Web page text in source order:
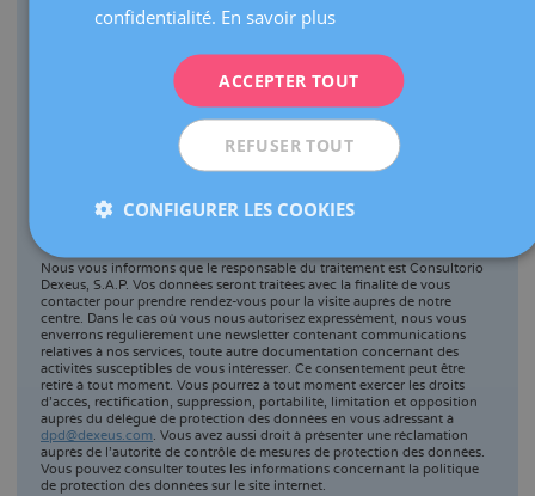
Longueur maximale pour le texte: 1000 caractères.
Je souhaite être informé des nouveautés concernant Dexeus
Mujer et recevoir la newsletter :
J'autorise le traitement de mes données personnelles et
Nous vous informons que le responsable du traitement est Consultorio
Dexeus, S.A.P. Vos données seront traitées avec la finalité de vous
contacter pour prendre rendez-vous pour la visite auprès de notre
centre. Dans le cas où vous nous autorisez expressément, nous vous
enverrons régulièrement une newsletter contenant communications
relatives à nos services, toute autre documentation concernant des
activités susceptibles de vous intéresser. Ce consentement peut être
retiré à tout moment. Vous pourrez à tout moment exercer les droits
d’accès, rectification, suppression, portabilité, limitation et opposition
auprès du délégué de protection des données en vous adressant à
dpd@dexeus.com. Vous avez aussi droit à présenter une réclamation
auprès de l’autorité de contrôle de mesures de protection des données.
Vous pouvez consulter toutes les informations concernant la politique
de protection des données sur le site internet.
confidentialité. En savoir plus
ACCEPTER TOUT
REFUSER TOUT
CONFIGURER LES COOKIES